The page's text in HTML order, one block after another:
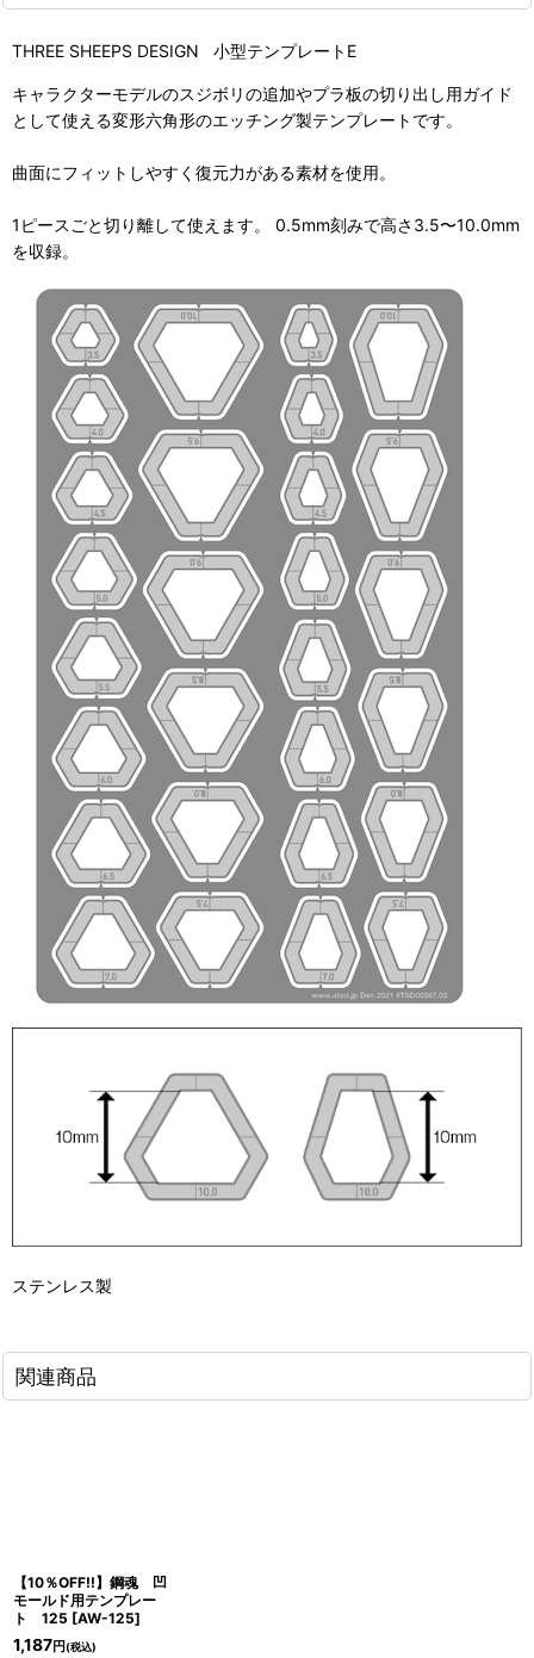
THREE SHEEPS DESIGN 小型テンプレートE
キャラクターモデルのスジボリの追加やプラ板の切り出し用ガイド
として使える変形六角形のエッチング製テンプレートです。
曲面にフィットしやすく復元力がある素材を使用。
1ピースごと切り離して使えます。 0.5mm刻みで高さ3.5〜10.0mm
を収録。
ステンレス製
関連商品
【10％OFF!!】鋼魂 凹
モールド用テンプレー
ト 125 [AW-125]
1,187円(税込)